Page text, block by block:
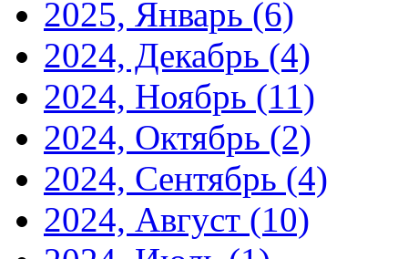
2025, Январь (6)
2024, Декабрь (4)
2024, Ноябрь (11)
2024, Октябрь (2)
2024, Сентябрь (4)
2024, Август (10)